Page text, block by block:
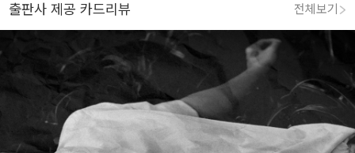
출판사 제공 카드리뷰 전체보기